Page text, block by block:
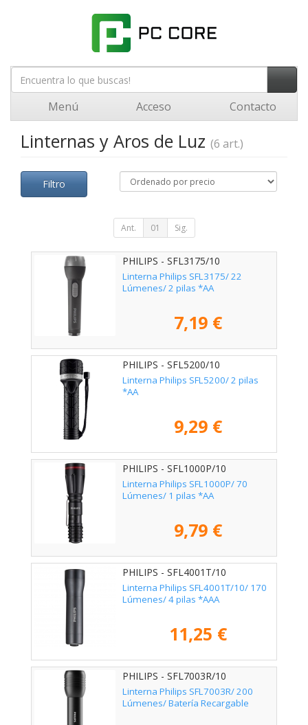
Menú Acceso Contacto
Linternas y Aros de Luz (6 art.)
Filtro
Ant. 01 Sig.
PHILIPS - SFL3175/10
Linterna Philips SFL3175/ 22
Lúmenes/ 2 pilas *AA
7,19 €
PHILIPS - SFL5200/10
Linterna Philips SFL5200/ 2 pilas
*AA
9,29 €
PHILIPS - SFL1000P/10
Linterna Philips SFL1000P/ 70
Lúmenes/ 1 pilas *AA
9,79 €
PHILIPS - SFL4001T/10
Linterna Philips SFL4001T/10/ 170
Lúmenes/ 4 pilas *AAA
11,25 €
PHILIPS - SFL7003R/10
Linterna Philips SFL7003R/ 200
Lúmenes/ Batería Recargable